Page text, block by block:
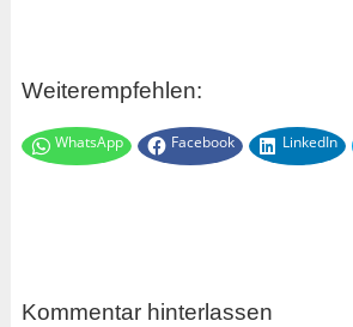
Weiterempfehlen:
WhatsApp Facebook LinkedIn
Kommentar hinterlassen